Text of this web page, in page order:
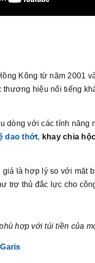
Kông từ năm 2001
hiệu nổi tiếng
dòng với các tính năng
dao thớt, khay chia
là hợp lý so với mặt
trợ thủ đắc lực cho
hợp với túi tiền của